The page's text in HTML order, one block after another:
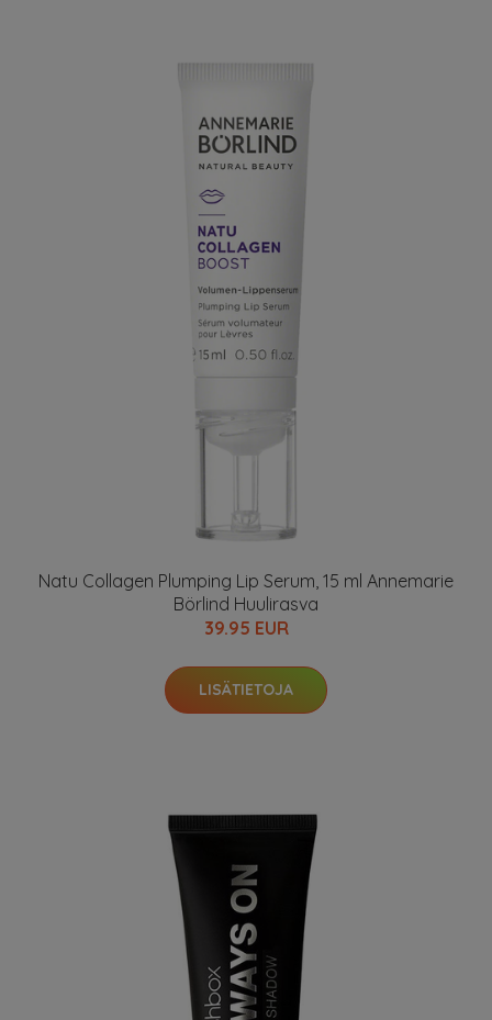
Natu Collagen Plumping Lip Serum, 15 ml Annemarie
Börlind Huulirasva
39.95 EUR
LISÄTIETOJA